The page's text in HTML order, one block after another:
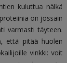
kuluttua nälkä
on jossain
varmasti täyteen.
että pitää huolen
vinkki: voit